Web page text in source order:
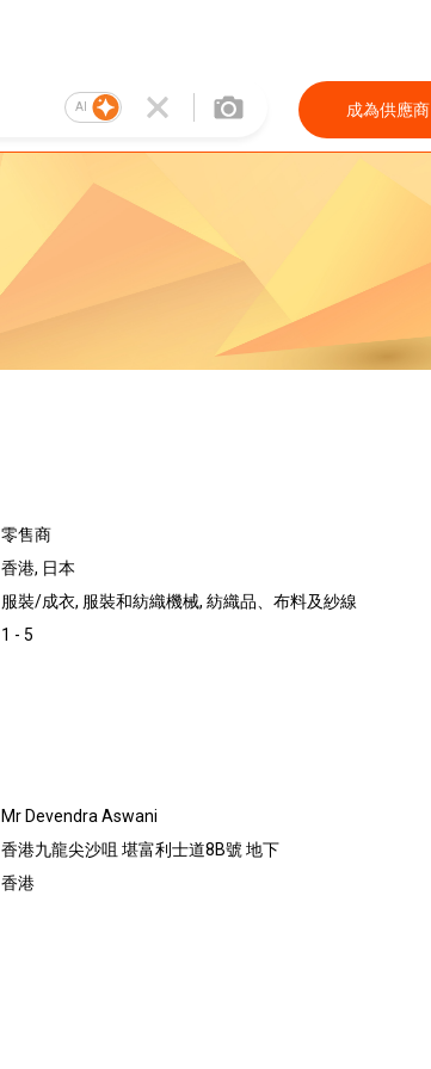
AI 成為供應商
零售商
香港, 日本
服裝/成衣, 服裝和紡織機械, 紡織品、布料及紗線
1 - 5
Mr Devendra Aswani
香港九龍尖沙咀 堪富利士道8B號 地下
香港